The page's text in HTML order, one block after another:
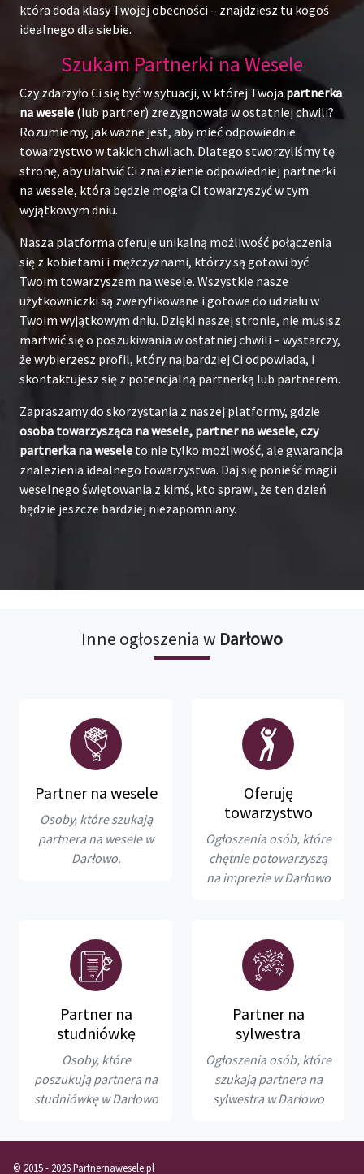
która doda klasy Twojej obecności – znajdziesz tu kogoś
idealnego dla siebie.
Szukam Partnerki na Wesele
Czy zdarzyło Ci się być w sytuacji, w której Twoja partnerka
na wesele (lub partner) zrezygnowała w ostatniej chwili?
Rozumiemy, jak ważne jest, aby mieć odpowiednie
towarzystwo w takich chwilach. Dlatego stworzyliśmy tę
stronę, aby ułatwić Ci znalezienie odpowiedniej partnerki
na wesele, która będzie mogła Ci towarzyszyć w tym
wyjątkowym dniu.
Nasza platforma oferuje unikalną możliwość połączenia
się z kobietami i mężczyznami, którzy są gotowi być
Twoim towarzyszem na wesele. Wszystkie nasze
użytkowniczki są zweryfikowane i gotowe do udziału w
Twoim wyjątkowym dniu. Dzięki naszej stronie, nie musisz
martwić się o poszukiwania w ostatniej chwili – wystarczy,
że wybierzesz profil, który najbardziej Ci odpowiada, i
skontaktujesz się z potencjalną partnerką lub partnerem.
Zapraszamy do skorzystania z naszej platformy, gdzie
osoba towarzysząca na wesele, partner na wesele, czy
partnerka na wesele to nie tylko możliwość, ale gwarancja
znalezienia idealnego towarzystwa. Daj się ponieść magii
weselnego świętowania z kimś, kto sprawi, że ten dzień
będzie jeszcze bardziej niezapomniany.
Inne ogłoszenia w Darłowo
Partner na wesele
Osoby, które szukają
partnera na wesele w
Darłowo.
Oferuję
towarzystwo
Ogłoszenia osób, które
chętnie potowarzyszą
na imprezie w Darłowo
Partner na
studniówkę
Osoby, które
poszukują partnera na
studniówkę w Darłowo
Partner na
sylwestra
Ogłoszenia osób, które
szukają partnera na
sylwestra w Darłowo
© 2015 - 2026 Partnernawesele.pl